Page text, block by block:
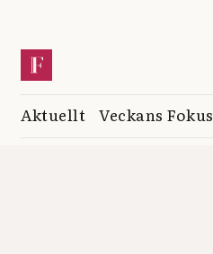
Aktuellt Veckans Fokus